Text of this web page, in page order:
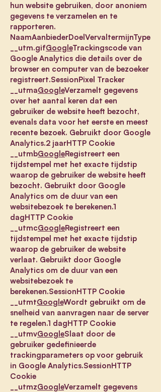
hun website gebruiken, door anoniem
gegevens te verzamelen en te
rapporteren.
NaamAanbiederDoelVervaltermijnType
__utm.gifGoogleTrackingscode van
Google Analytics die details over de
browser en computer van de bezoeker
registreert.SessionPixel Tracker
__utmaGoogleVerzamelt gegevens
over het aantal keren dat een
gebruiker de website heeft bezocht,
evenals data voor het eerste en meest
recente bezoek. Gebruikt door Google
Analytics.2 jaarHTTP Cookie
__utmbGoogleRegistreert een
tijdstempel met het exacte tijdstip
waarop de gebruiker de website heeft
bezocht. Gebruikt door Google
Analytics om de duur van een
websitebezoek te berekenen.1
dagHTTP Cookie
__utmcGoogleRegistreert een
tijdstempel met het exacte tijdstip
waarop de gebruiker de website
verlaat. Gebruikt door Google
Analytics om de duur van een
websitebezoek te
berekenen.SessionHTTP Cookie
__utmtGoogleWordt gebruikt om de
snelheid van aanvragen naar de server
te regelen.1 dagHTTP Cookie
__utmvGoogleSlaat door de
gebruiker gedefinieerde
trackingparameters op voor gebruik
in Google Analytics.SessionHTTP
Cookie
__utmzGoogleVerzamelt gegevens